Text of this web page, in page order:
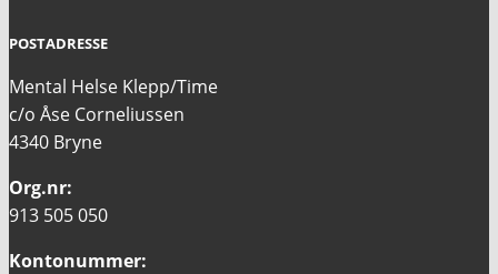
POSTADRESSE
Mental Helse Klepp/Time
c/o Åse Corneliussen
4340 Bryne
Org.nr:
913 505 050
Kontonummer: